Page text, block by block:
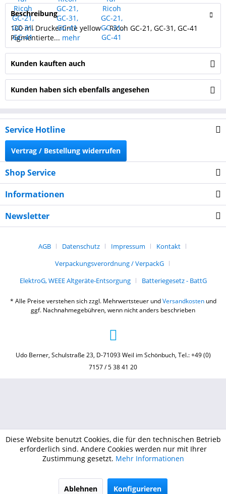
Beschreibung
100 ml Druckertinte yellow - Ricoh GC-21, GC-31, GC-41
Pigmentierte... mehr
Kunden kauften auch
Kunden haben sich ebenfalls angesehen
Service Hotline
Vertrag / Bestellung widerrufen
Shop Service
Informationen
Newsletter
AGB Datenschutz Impressum
Kontakt
Verpackungsverordnung / VerpackG
ElektroG, WEEE Altgeräte-Entsorgung
Batteriegesetz - BattG
* Alle Preise verstehen sich zzgl. Mehrwertsteuer undVersandkostenund
ggf. Nachnahmegebühren, wenn nicht anders beschrieben
Udo Berner, Schulstraße 23, D-71093 Weil im Schönbuch, Tel.: +49 (0)
7157 / 5 38 41 20
Diese Website benutzt Cookies, die für den technischen Betrieb
erforderlich sind. Andere Cookies werden nur mit Ihrer
Zustimmung gesetzt. Mehr Informationen
Ablehnen Konfigurieren